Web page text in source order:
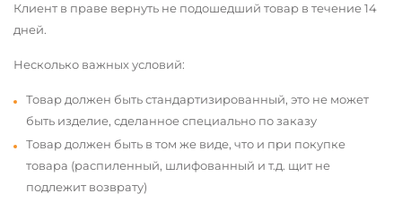
Клиент в праве вернуть не подошедший товар в течение 14
дней.
Несколько важных условий:
Товар должен быть стандартизированный, это не может
быть изделие, сделанное специально по заказу
Товар должен быть в том же виде, что и при покупке
товара (распиленный, шлифованный и т.д. щит не
подлежит возврату)